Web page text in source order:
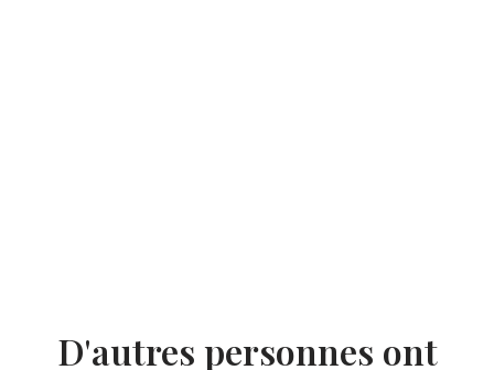
D'autres personnes ont